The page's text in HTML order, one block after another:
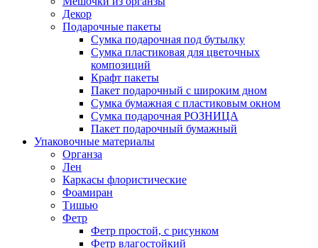
Декор
Подарочные пакеты
Сумка подарочная под бутылку
Сумка пластиковая для цветочных
композиций
Крафт пакеты
Пакет подарочный с широким дном
Сумка бумажная с пластиковым окном
Сумка подарочная РОЗНИЦА
Пакет подарочный бумажный
Упаковочные материалы
Органза
Лен
Каркасы флористические
Фоамиран
Тишью
Фетр
Фетр простой, с рисунком
Фетр влагостойкий